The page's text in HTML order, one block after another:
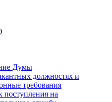
Думы
должностях и
требования
поступления на